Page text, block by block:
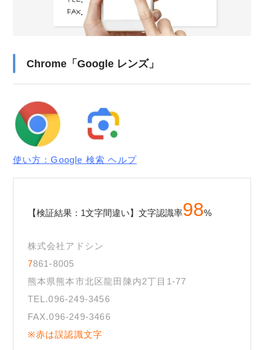
Chrome「Google レンズ」
使い方：Google 検索 ヘルプ
【検証結果：1文字間違い】文字認識率98%
株式会社アドシン
7861-8005
熊本県熊本市北区龍田陳内2丁目1-77
TEL.096-249-3456
FAX.096-249-3466
※赤は誤認識文字